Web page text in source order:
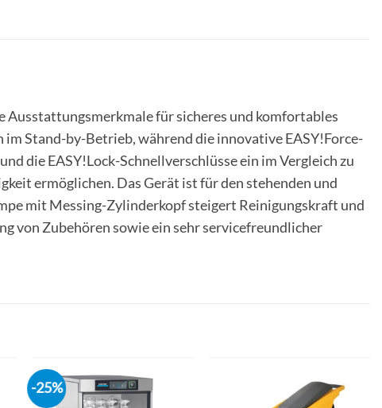
für sicheres und komfortables
Stand-by-Betrieb, während die innovativeEASY!Force-
dieEASY!Lock-Schnellverschlüsse ein im Vergleich zu
ermöglichen. Das Gerät ist für den stehenden und
mit Messing-Zylinderkopf steigert Reinigungskraft und
von Zubehören sowie ein sehr servicefreundlicher
-25%